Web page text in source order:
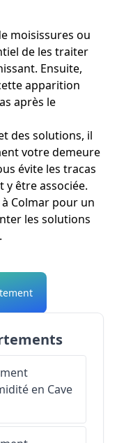
moisissures ou
de les traiter
Ensuite,
apparition
après le
des solutions, il
votre demeure
évite les tracas
être associée.
Colmar pour un
les solutions
en Cave